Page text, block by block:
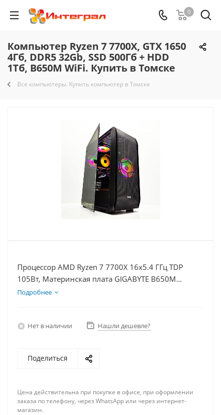
0
Компьютер Ryzen 7 7700X, GTX 1650
4Гб, DDR5 32Gb, SSD 500Гб + HDD
1Тб, B650M WiFi. Купить в Томске
Все компьютеры. Купить компьютер в Томске
Процессор AMD Ryzen 7 7700X 16x5.4 ГГц TDP
105Вт, Материнская плата GIGABYTE B650M
GAMING WIFI, Видеокарта GTX 1650 4Гб, Память
Подробнее
Нет в наличии Нашли дешевле?
Поделиться
Цена действительна при покупке в офисе, при оформлении
заказа по телефону, через WhatsApp или через интернет-
магазин.